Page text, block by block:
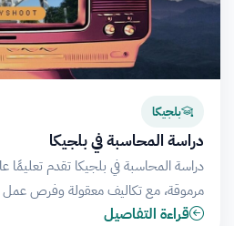
بلجيكا
دراسة المحاسبة في بلجيكا
دراسة المحاسبة في بلجيكا تقدم تعليمًا
مرموقة، مع تكاليف معقولة وفرص عمل
قراءة التفاصيل